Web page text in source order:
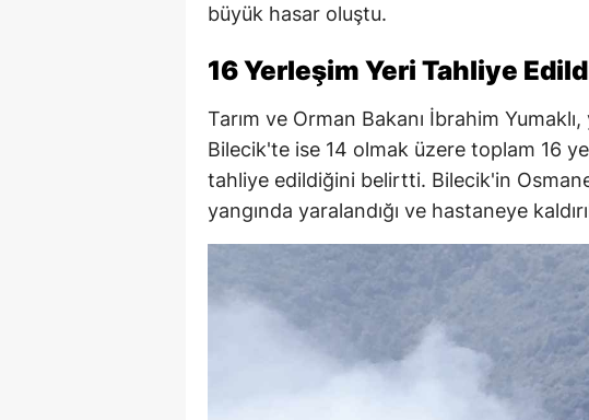
büyük hasar oluştu.
16 Yerleşim Yeri Tahliye
Tarım ve Orman Bakanı İbrahim
Bilecik'te ise 14 olmak üzere toplam 16
tahliye edildiğini belirtti. Bilecik'in
yangında yaralandığı ve hastaneye